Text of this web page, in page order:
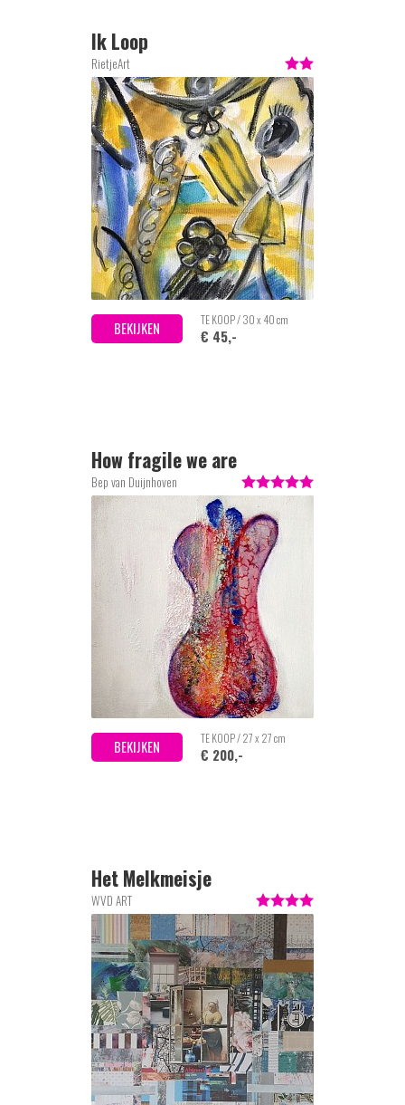
Ik Loop
RietjeArt
BEKIJKEN TE KOOP / 30 x 40 cm
€ 45,-
How fragile we are
Bep van Duijnhoven
BEKIJKEN TE KOOP / 27 x 27 cm
€ 200,-
Het Melkmeisje
WVD ART